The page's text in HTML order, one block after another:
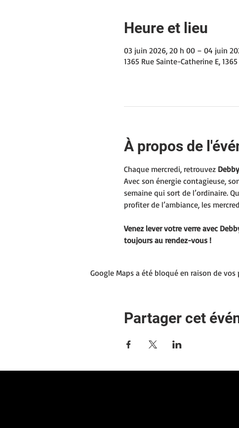
Heure et lieu
03 juin 2026, 20 h 00 – 04 juin
1365 Rue Sainte-Catherine E,
À propos de
Chaque mercredi, retrouvez
Avec son énergie contagieuse,
semaine qui sort de l’ordinaire.
profiter de l’ambiance, les
Venez lever votre verre avec
toujours au rendez-vous !
Google Maps a été bloqué en raison de
Partager cet